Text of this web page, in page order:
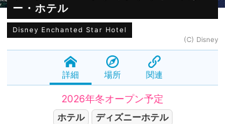
ー・ホテル
Disney Enchanted Star Hotel
(C) Disney
詳細 場所 関連
2026年冬オープン予定
ホテル ディズニーホテル